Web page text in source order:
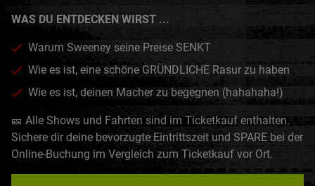
WAS DU ENTDECKEN WIRST ...
Warum Sweeney seine Preise SENKT
Wie es ist, eine schöne GRÜNDLICHE Rasur zu haben
Wie es ist, deinen Macher zu begegnen (hahahaha!)
🎫 Alle Shows und Fahrten sind im Ticketkauf enthalten.
Sichere dir deine bevorzugte Eintrittszeit und SPARE bei der
Online-Buchung im Vergleich zum Ticketkauf vor Ort.